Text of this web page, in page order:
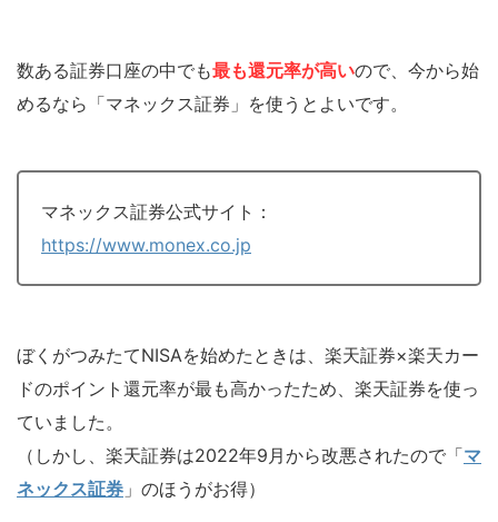
数ある証券口座の中でも最も還元率が高いので、今から始
めるなら「マネックス証券」を使うとよいです。
マネックス証券公式サイト：
https://www.monex.co.jp
ぼくがつみたてNISAを始めたときは、楽天証券×楽天カー
ドのポイント還元率が最も高かったため、楽天証券を使っ
ていました。
（しかし、楽天証券は2022年9月から改悪されたので「マ
ネックス証券 」のほうがお得）